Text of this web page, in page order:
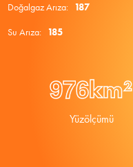
Doğalgaz Arıza: 187
Su Arıza: 185
976km²
Yüzölçümü